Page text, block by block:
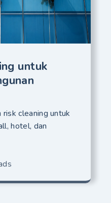
untuk
cleaning untuk
hotel, dan